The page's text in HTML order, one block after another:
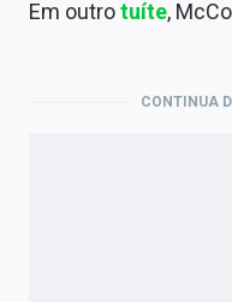
Em outrotuíte,
CONTINUA